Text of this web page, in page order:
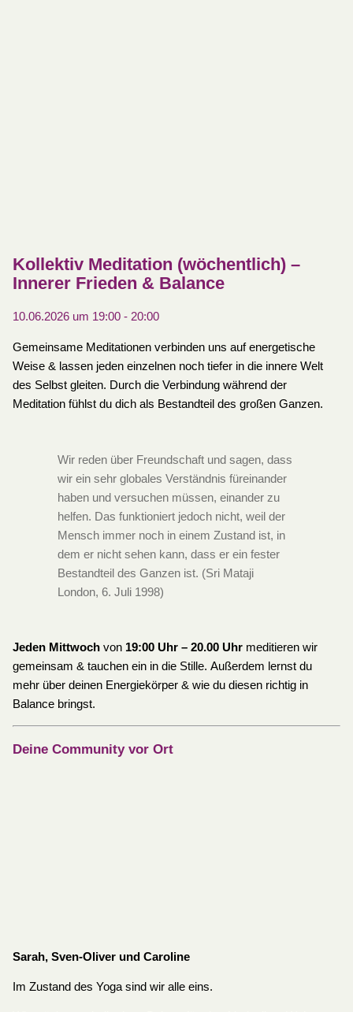
Kollektiv Meditation (wöchentlich) –
Innerer Frieden & Balance
10.06.2026 um 19:00- 20:00
Gemeinsame Meditationen verbinden uns auf energetische
Weise & lassen jeden einzelnen noch tiefer in die innere Welt
des Selbst gleiten. Durch die Verbindung während der
Meditation fühlst du dich als Bestandteil des großen Ganzen.
Wir reden über Freundschaft und sagen, dass
wir ein sehr globales Verständnis füreinander
haben und versuchen müssen, einander zu
helfen. Das funktioniert jedoch nicht, weil der
Mensch immer noch in einem Zustand ist, in
dem er nicht sehen kann, dass er ein fester
Bestandteil des Ganzen ist. (Sri Mataji
London, 6. Juli 1998)
Jeden Mittwochvon 19:00 Uhr – 20.00 Uhrmeditieren wir
gemeinsam & tauchen ein in die Stille. Außerdem lernst du
mehr über deinen Energiekörper & wie du diesen richtig in
Balance bringst.
Deine Community vor Ort
Sarah, Sven-Oliver und Caroline
Im Zustand des Yoga sind wir alle eins.